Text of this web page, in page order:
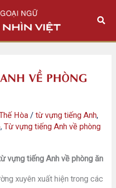
Tìm
VỀ PHÒNG
Hòa /từ vựng tiếng Anh,
,Từ vựng tiếng Anh về phòng
vựng tiếng Anh về phòng ăn
xuyên xuất hiện trong các